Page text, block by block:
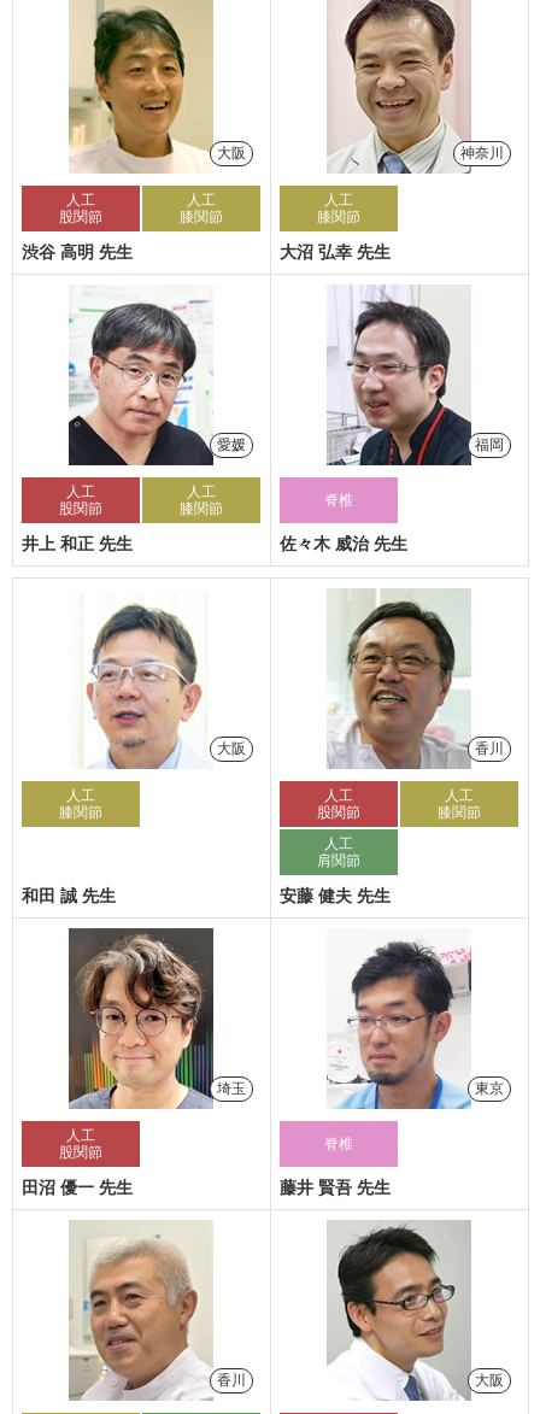
大阪
人工
股関節
人工
膝関節
渋谷 高明 先生
神奈川
人工
膝関節
大沼 弘幸 先生
愛媛
人工
股関節
人工
膝関節
井上 和正 先生
福岡
脊椎
佐々木 威治 先生
大阪
人工
膝関節
和田 誠 先生
香川
人工
股関節
人工
膝関節
人工
肩関節
安藤 健夫 先生
埼玉
人工
股関節
田沼 優一 先生
東京
脊椎
藤井 賢吾 先生
香川 大阪